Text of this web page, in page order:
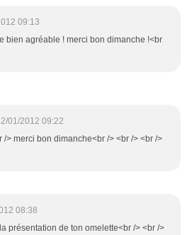
09:13
bien agréable ! merci bon dimanche !<br
01/2012 09:22
/> merci bon dimanche<br /> <br /> <br />
08:38
présentation de ton omelette<br /> <br />